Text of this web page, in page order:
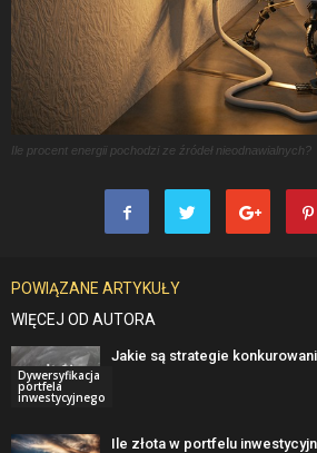
Ile procent energii pochodzi ze źródeł nieodnawialnych?
POWIĄZANE ARTYKUŁY
WIĘCEJ OD AUTORA
Dywersyfikacja
portfela
inwestycyjnego
Jakie są strategie
Ile złota w portfelu